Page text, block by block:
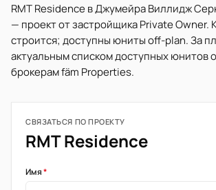
RMT Residence в Джумейра Виллидж
— проект от застройщика Private Owner.
строится; доступны юниты off-plan. За
актуальным списком доступных юнитов
брокерам fäm Properties.
СВЯЗАТЬСЯ ПО ПРОЕКТУ
RMT Residence
Имя*